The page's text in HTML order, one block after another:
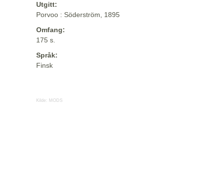
Utgitt:
Porvoo : Söderström, 1895
Omfang:
175 s.
Språk:
Finsk
Kilde: MODS